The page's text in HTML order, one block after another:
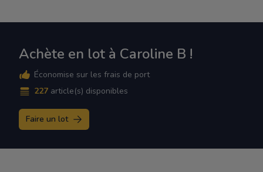
Achète en lot à Caroline B !
Économise sur les frais de port
227 article(s) disponibles
Faire un lot